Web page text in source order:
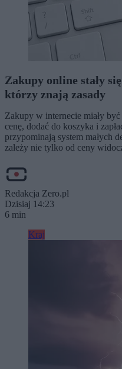
Zakupy online stały
którzy znają zasady
Zakupy w internecie miały
cenę, dodać do koszyka i
przypominają system małych
zależy nie tylko od ceny
Redakcja Zero.pl
Dzisiaj 14:23
6 min
Kraj